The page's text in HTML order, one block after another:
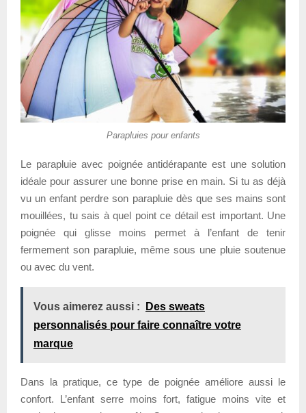
Parapluies pour enfants
Le parapluie avec poignée antidérapante est une solution
idéale pour assurer une bonne prise en main. Si tu as déjà
vu un enfant perdre son parapluie dès que ses mains sont
mouillées, tu sais à quel point ce détail est important. Une
poignée qui glisse moins permet à l’enfant de tenir
fermement son parapluie, même sous une pluie soutenue
ou avec du vent.
Vous aimerez aussi :
Des sweats
personnalisés pour faire connaître votre
marque
Dans la pratique, ce type de poignée améliore aussi le
confort. L’enfant serre moins fort, fatigue moins vite et